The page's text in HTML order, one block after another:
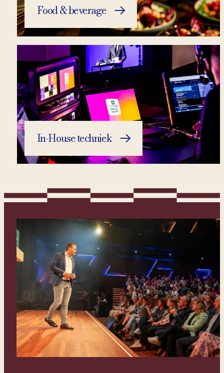
Food & beverage
In-House techniek